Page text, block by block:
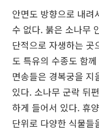
안면도 방향으로 내려
수 없다. 붉은 소나무
단적으로 자생하는 곳
도 특유의 수종도 함
면송들은 경복궁을 지
있다. 소나무 군락 뒤
하게 들어서 있다. 휴
단위로 다양한 식물들